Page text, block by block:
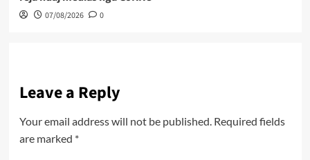
07/08/2026 0
Leave a Reply
Your email address will not be published. Required fields
are marked *